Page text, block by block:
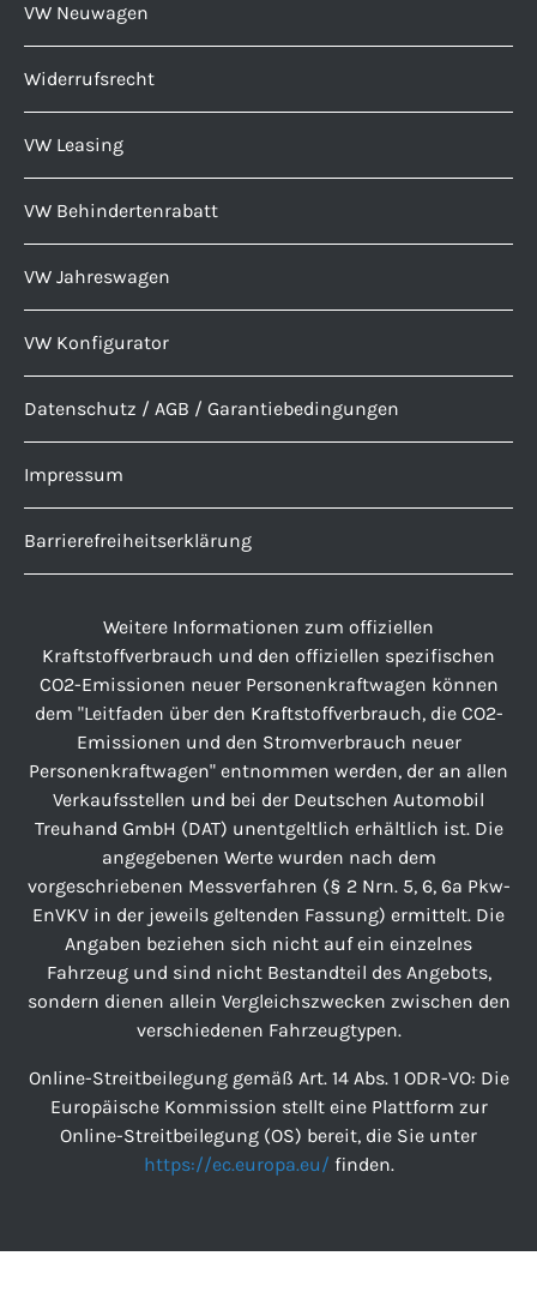
VW Neuwagen
Widerrufsrecht
VW Leasing
VW Behindertenrabatt
VW Jahreswagen
VW Konfigurator
Datenschutz / AGB / Garantiebedingungen
Impressum
Barrierefreiheitserklärung
Weitere Informationen zum offiziellen
Kraftstoffverbrauch und den offiziellen spezifischen
CO2-Emissionen neuer Personenkraftwagen können
dem "Leitfaden über den Kraftstoffverbrauch, die CO2-
Emissionen und den Stromverbrauch neuer
Personenkraftwagen" entnommen werden, der an allen
Verkaufsstellen und bei der Deutschen Automobil
Treuhand GmbH (DAT) unentgeltlich erhältlich ist. Die
angegebenen Werte wurden nach dem
vorgeschriebenen Messverfahren (§ 2 Nrn. 5, 6, 6a Pkw-
EnVKV in der jeweils geltenden Fassung) ermittelt. Die
Angaben beziehen sich nicht auf ein einzelnes
Fahrzeug und sind nicht Bestandteil des Angebots,
sondern dienen allein Vergleichszwecken zwischen den
verschiedenen Fahrzeugtypen.
Online-Streitbeilegung gemäß Art. 14 Abs. 1 ODR-VO: Die
Europäische Kommission stellt eine Plattform zur
Online-Streitbeilegung (OS) bereit, die Sie unter
https://ec.europa.eu/ finden.